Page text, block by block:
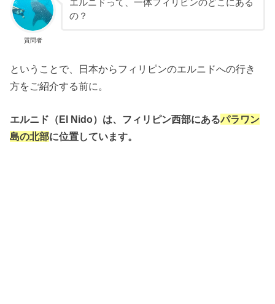
質問者
エルニドって、一体フィリピンのどこにある
の？
ということで、日本からフィリピンのエルニドへの行き
方をご紹介する前に。
エルニド（El Nido）は、フィリピン西部にあるパラワン
島の北部に位置しています。